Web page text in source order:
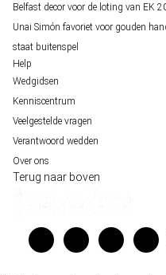
Belfast decor voor de loting van EK
Unai Simón favoriet voor gouden
staat buitenspel
Help
Wedgidsen
Kenniscentrum
Veelgestelde vragen
Verantwoord wedden
Over ons
Terug naar boven